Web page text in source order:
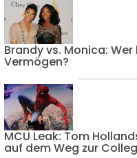
Brandy vs. Monica:
Vermögen?
MCU Leak: Tom
auf dem Weg zur